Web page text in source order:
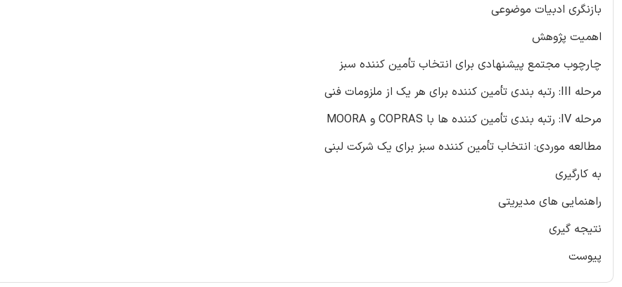
بازنگری ادبیات موضوعی
اهمیت پژوهش
چارچوب مجتمع پیشنهادی برای انتخاب تأمین کننده سبز
مرحله III: رتبه بندی تأمین کننده برای هر یک از ملزومات فنی
مرحله IV: رتبه بندی تأمین کننده ها با COPRAS و MOORA
مطالعه موردی: انتخاب تأمین کننده سبز برای یک شرکت لبنی
به کارگیری
راهنمایی های مدیریتی
نتیجه گیری
پیوست